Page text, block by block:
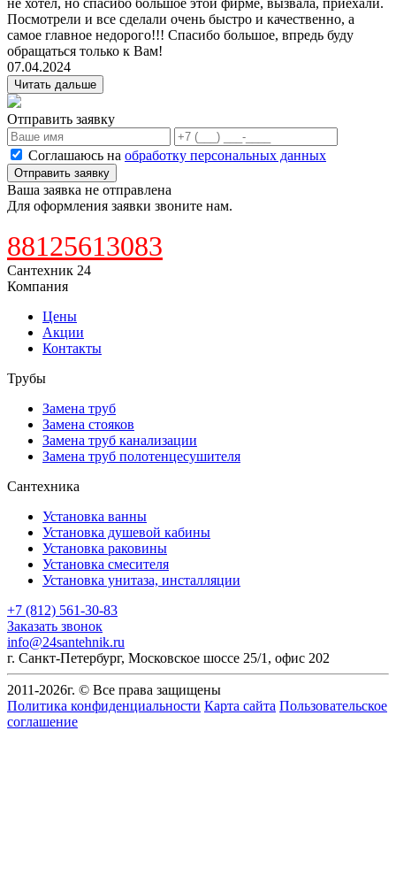
Посмотрели и все сделали очень быстро и качественно, а
самое главное недорого!!! Спасибо большое, впредь буду
обращаться только к Вам!
07.04.2024
Читать дальше
Отправить заявку
Соглашаюсь на обработку персональных данных
Отправить заявку
Ваша заявка не отправлена
Для оформления заявки звоните нам.
88125613083
Сантехник 24
Компания
Цены
Акции
Контакты
Трубы
Замена труб
Замена стояков
Замена труб канализации
Замена труб полотенцесушителя
Сантехника
Установка ванны
Установка душевой кабины
Установка раковины
Установка смесителя
Установка унитаза, инсталляции
+7 (812) 561-30-83
Заказать звонок
info@24santehnik.ru
г. Санкт-Петербург, Московское шоссе 25/1, офис 202
2011-2026г. © Все права защищены
Политика конфиденциальности Карта сайта Пользовательское
соглашение